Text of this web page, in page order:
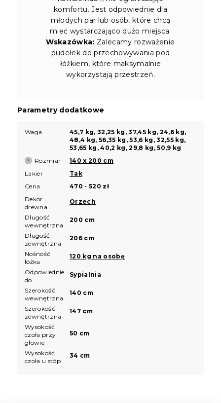
komfortu. Jest odpowiednie dla
młodych par lub osób, które chcą
mieć wystarczająco dużo miejsca.
Wskazówka: Zalecamy rozważenie
pudełek do przechowywania pod
łóżkiem, które maksymalnie
wykorzystają przestrzeń.
Parametry dodatkowe
Waga
45,7 kg, 32,25 kg, 37,45 kg, 24,6 kg,
48,4 kg, 56,35 kg, 53,6 kg, 32,55 kg,
53,65 kg, 40,2 kg, 29,8 kg, 50,9 kg
? Rozmiar
140 x 200 cm
Lakier
Tak
Cena
470 - 520 zł
Dekor
drewna
Orzech
Długość
wewnętrzna
200 cm
Długość
zewnętrzna
206 cm
Nośność
łóżka
120 kg na osobę
Odpowiednie
do
Sypialnia
Szerokość
wewnętrzna
140 cm
Szerokość
zewnętrzna
147 cm
Wysokość
czoła przy
głowie
50 cm
Wysokość
czoła u stóp
34 cm